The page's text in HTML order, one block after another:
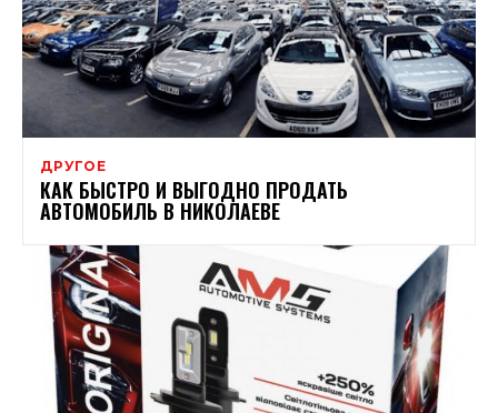
ДРУГОЕ
КАК БЫСТРО И ВЫГОДНО ПРОДАТЬ
АВТОМОБИЛЬ В НИКОЛАЕВЕ